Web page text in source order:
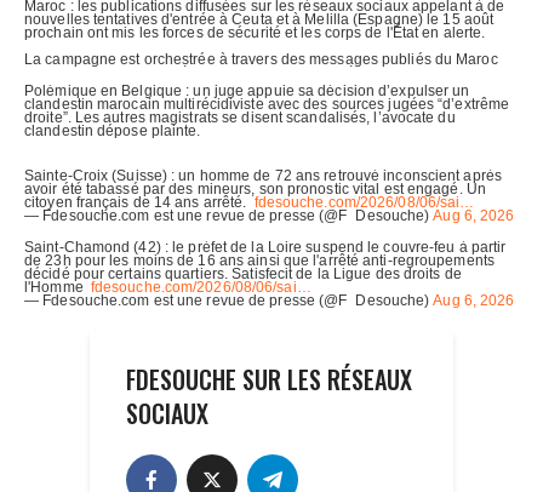
FDESOUCHE SUR LES RÉSEAUX
SOCIAUX